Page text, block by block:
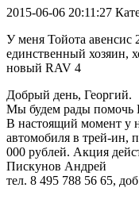
2015-06-06 20:11:27
У меня Тойота авенсис
единственный хозяин,
новый RAV 4
Добрый день, Георгий.
Мы будем рады помочь
В настоящий момент у
автомобиля в трей-ин,
000 рублей. Акция
Пискунов Андрей
тел. 8 495 788 56 65,